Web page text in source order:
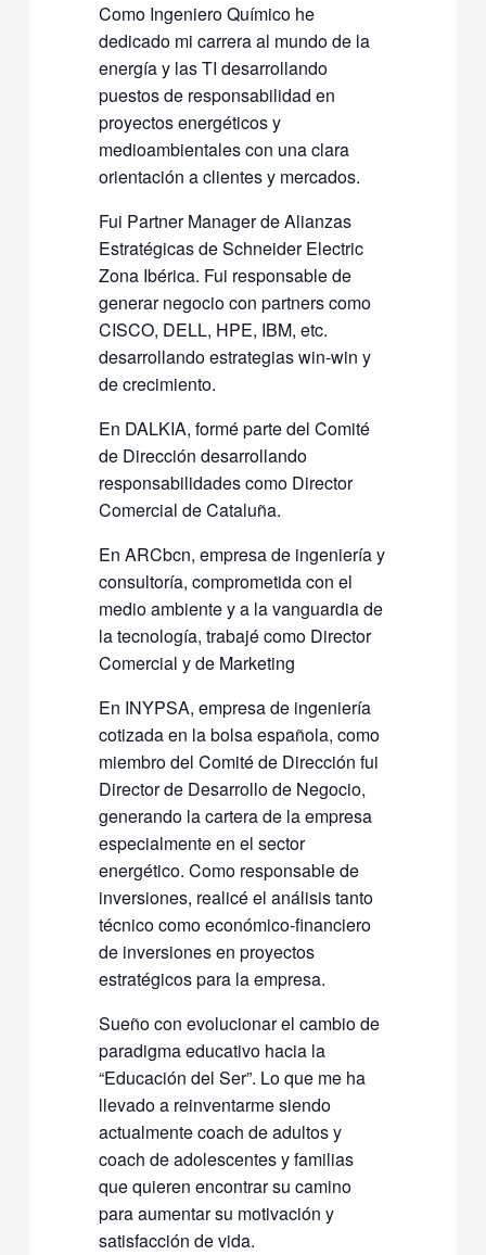
Como Ingeniero Químico he
dedicado mi carrera al mundo de la
energía y las TI desarrollando
puestos de responsabilidad en
proyectos energéticos y
medioambientales con una clara
orientación a clientes y mercados.
Fui Partner Manager de Alianzas
Estratégicas de Schneider Electric
Zona Ibérica. Fui responsable de
generar negocio con partners como
CISCO, DELL, HPE, IBM, etc.
desarrollando estrategias win-win y
de crecimiento.
En DALKIA, formé parte del Comité
de Dirección desarrollando
responsabilidades como Director
Comercial de Cataluña.
En ARCbcn, empresa de ingeniería y
consultoría, comprometida con el
medio ambiente y a la vanguardia de
la tecnología, trabajé como Director
Comercial y de Marketing
En INYPSA, empresa de ingeniería
cotizada en la bolsa española, como
miembro del Comité de Dirección fui
Director de Desarrollo de Negocio,
generando la cartera de la empresa
especialmente en el sector
energético. Como responsable de
inversiones, realicé el análisis tanto
técnico como económico-financiero
de inversiones en proyectos
estratégicos para la empresa.
Sueño con evolucionar el cambio de
paradigma educativo hacia la
“Educación del Ser”. Lo que me ha
llevado a reinventarme siendo
actualmente coach de adultos y
coach de adolescentes y familias
que quieren encontrar su camino
para aumentar su motivación y
satisfacción de vida.